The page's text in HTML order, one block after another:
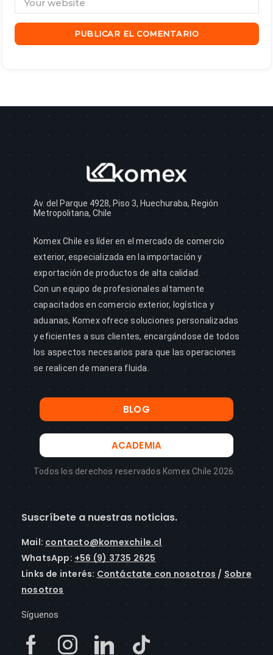
Av. del Parque 4928, Piso 3, Huechuraba, Región
Metropolitana, Chile
Komex Chile es líder en el mercado de comercio
exterior, especializada en la importación y
exportación de productos de alta calidad.
Con un equipo de profesionales altamente
capacitados en comercio exterior, logística y
aduanas, Komex ofrece soluciones personalizadas
y eficientes a sus clientes, encargándose de todos
los aspectos necesarios para que las operaciones
se realicen de manera fluida.
BLOG
ACADEMIA
Todos los derechos reservados Komex Chile 2026.
Suscríbete a nuestras noticias.
Mail: contacto@komexchile.cl
WhatsApp: +56 (9) 3735 2625
Links de interés: Contáctate con nosotros / Sobre
nosotros
Síguenos